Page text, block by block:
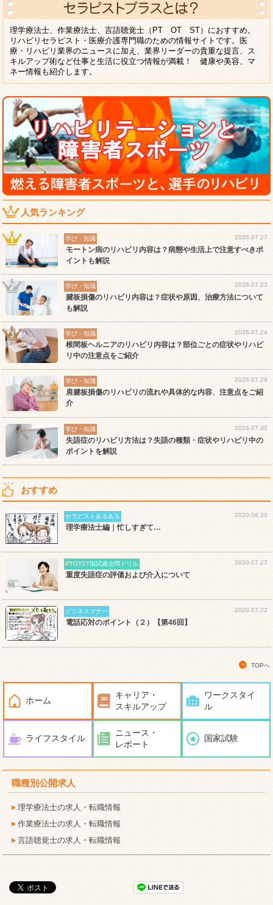
理学療法士、作業療法士、言語聴覚士（PT OT ST）におすすめ。
リハビリセラピスト・医療介護専門職のための情報サイトです。医
療・リハビリ業界のニュースに加え、業界リーダーの貴重な提言、ス
キルアップ術など仕事と生活に役立つ情報が満載！ 健康や美容、マ
ネー情報も紹介します。
人気ランキング
学び・知識 2026.07.27
モートン病のリハビリ内容は？病態や生活上で注意すべきポ
イントも解説
学び・知識 2026.07.23
腱板損傷のリハビリ内容は？症状や原因、治療方法について
も解説
学び・知識 2026.07.24
椎間板ヘルニアのリハビリ内容は？部位ごとの症状やリハビ
リ中の注意点をご紹介
学び・知識 2026.07.29
肩腱板損傷のリハビリの流れや具体的な内容、注意点をご紹
介
学び・知識 2026.07.30
失語症のリハビリ方法は？失語の種類・症状やリハビリ中の
ポイントを解説
おすすめ
セラピストあるある 2020.08.20
理学療法士編｜忙しすぎて…
PTOTST国試過去問ドリル 2020.07.27
重度失語症の評価および介入について
ビジネスマナー 2020.07.22
電話応対のポイント（２）【第46回】
TOPへ
ホーム
キャリア・
スキルアップ
ワークスタイ
ル
ライフスタイル
ニュース・
レポート
国家試験
職種別公開求人
理学療法士の求人・転職情報
作業療法士の求人・転職情報
言語聴覚士の求人・転職情報